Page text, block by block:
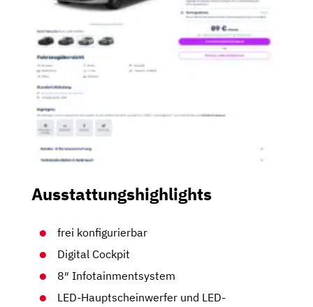
Ausstattungshighlights
frei konfigurierbar
Digital Cockpit
8″ Infotainmentsystem
LED-Hauptscheinwerfer und LED-